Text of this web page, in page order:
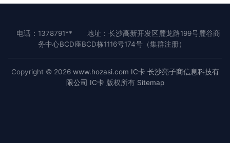
电话：1378791**
地址：长沙高新开发区麓龙路199号麓谷商
务中心BCD座BCD栋1116号174号（集群注册）
Copyright © 2026 www.hozasi.com IC卡 长沙亮子商信息科技有
限公司 IC卡版权所有 Sitemap